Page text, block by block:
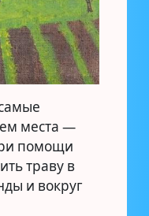
места —
помощи
траву в
и вокруг